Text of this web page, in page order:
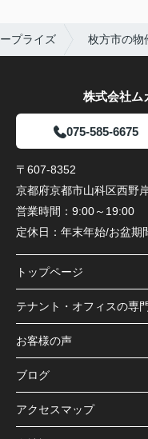
プライズ 枚方市の物
株式会社ム
075-585-6675
〒607-8352
京都府京都市山科区西野
営業時間： 9:00～19:00
定休日： 年末年始/お盆期
トップページ
テナント・オフィスの専
お客様の声
ブログ
アクセスマップ